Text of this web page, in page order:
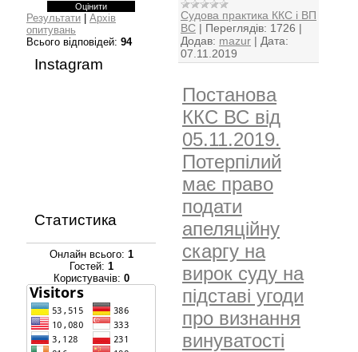
Результати
Архів
опитувань
Всього відповідей: 94
Instagram
Статистика
Онлайн всього: 1
Гостей: 1
Користувачів: 0
Судова практика ККС і ВП
ВС | Переглядів: 1726 |
Додав: mazur | Дата:
07.11.2019
Постанова
ККС ВС від
05.11.2019.
Потерпілий
має право
подати
апеляційну
скаргу на
вирок суду на
підставі угоди
про визнання
винуватості